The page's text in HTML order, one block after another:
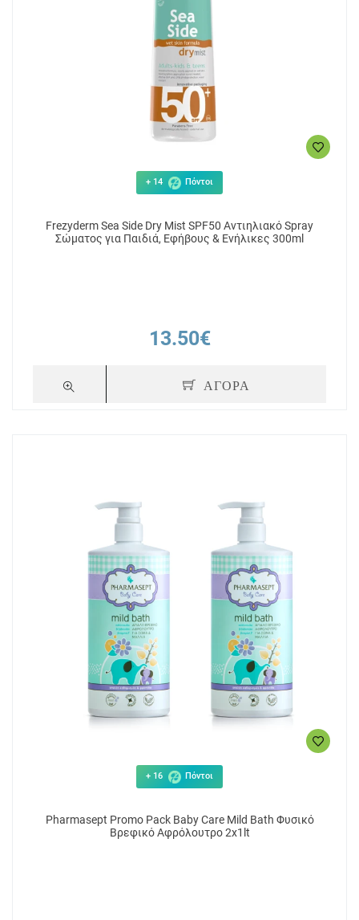
+ 14 Πόντοι
Frezyderm Sea Side Dry Mist SPF50 Αντιηλιακό Spray
Σώματος για Παιδιά, Εφήβους & Ενήλικες 300ml
13.50€
ΑΓΟΡΑ
+ 16 Πόντοι
Pharmasept Promo Pack Baby Care Mild Bath Φυσικό
Βρεφικό Αφρόλουτρο 2x1lt